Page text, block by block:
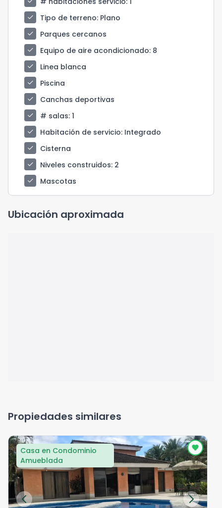
check
Tipo de terreno: Plano
check
Parques cercanos
check
Equipo de aire acondicionado: 8
check
Linea blanca
check
Piscina
check
Canchas deportivas
check
# salas: 1
check
Habitación de servicio: Integrado
check
Cisterna
check
Niveles construidos: 2
check
Mascotas
Ubicación aproximada
Propiedades similares
Casa en Condominio
Amueblada